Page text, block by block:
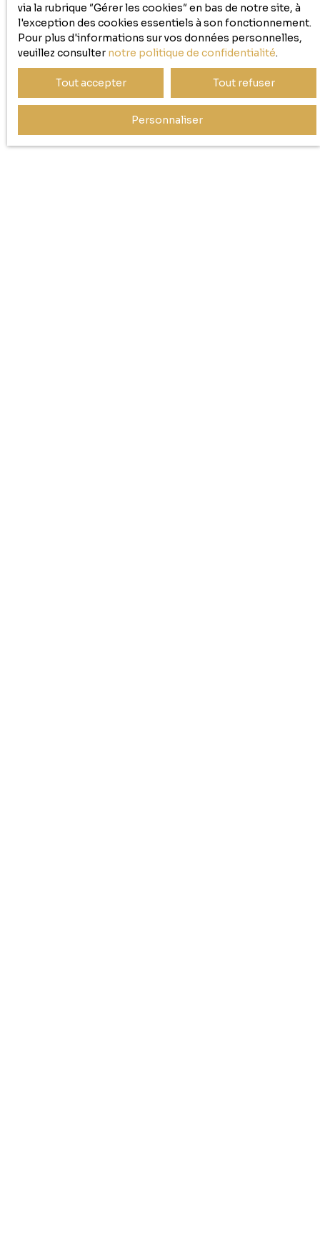
via la rubrique ″Gérer les cookies″ en bas de notre site, à
l'exception des cookies essentiels à son fonctionnement.
Pour plus d'informations sur vos données personnelles,
veuillez consulter notre politique de confidentialité.
Tout accepter Tout refuser
Personnaliser